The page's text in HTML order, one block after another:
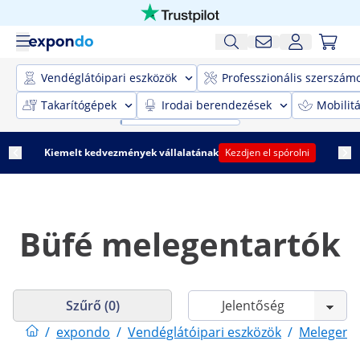
Vendéglátóipari eszközök
Professzionális
Takarítógépek
Irodai berendezések
Kiemelt kedvezmények vállalatának Kezdjen el spórolni
Büfé melegentartók
/ expondo / Vendéglátóipari eszközök /
Szűrő (0)